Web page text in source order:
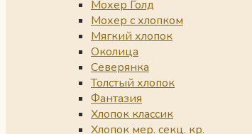
Мохер Голд
Мохер с хлопком
Мягкий хлопок
Околица
Северянка
Толстый хлопок
Фантазия
Хлопок классик
Хлопок мер. секц. кр.